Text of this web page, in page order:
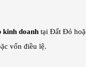
kinh doanh tại Đất Đỏ
vốn điều lệ.